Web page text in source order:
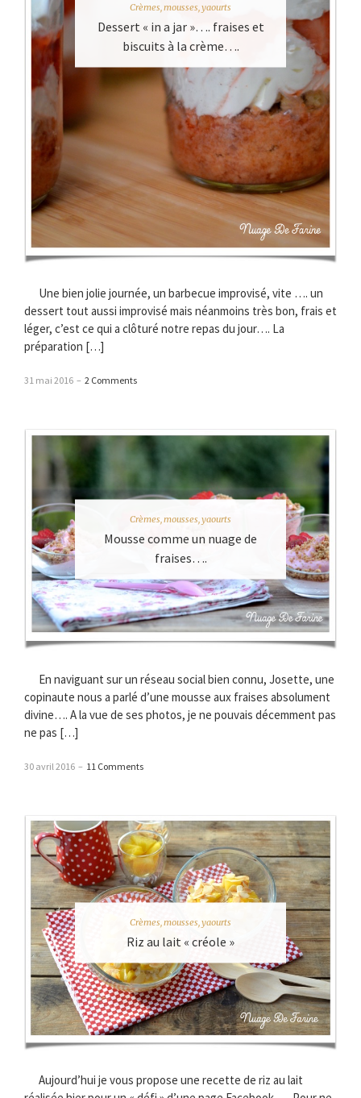
Crèmes, mousses, yaourts
Dessert « in a jar »…. fraises et
biscuits à la crème….
Une bien jolie journée, un barbecue improvisé, vite …. un
dessert tout aussi improvisé mais néanmoins très bon, frais et
léger, c’est ce qui a clôturé notre repas du jour…. La
préparation […]
31 mai 2016 – 2 Comments
Crèmes, mousses, yaourts
Mousse comme un nuage de
fraises….
En naviguant sur un réseau social bien connu, Josette, une
copinaute nous a parlé d’une mousse aux fraises absolument
divine…. A la vue de ses photos, je ne pouvais décemment pas
ne pas […]
30 avril 2016 – 11 Comments
Crèmes, mousses, yaourts
Riz au lait « créole »
Aujourd’hui je vous propose une recette de riz au lait